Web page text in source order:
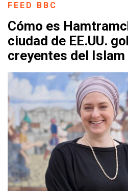
FEED BBC
Cómo es
ciudad de EE.UU.
creyentes del Islam